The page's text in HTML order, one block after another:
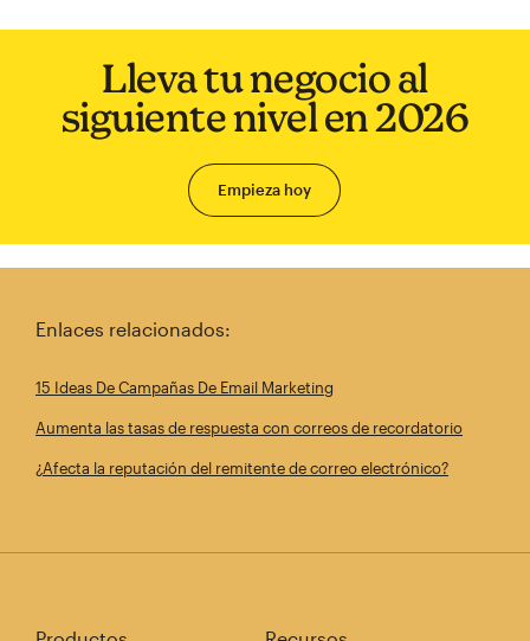
Lleva tu negocio al
siguiente nivel en 2026
Empieza hoy
Enlaces relacionados:
15 Ideas De Campañas De Email Marketing
Aumenta las tasas de respuesta con correos de recordatorio
¿Afecta la reputación del remitente de correo electrónico?